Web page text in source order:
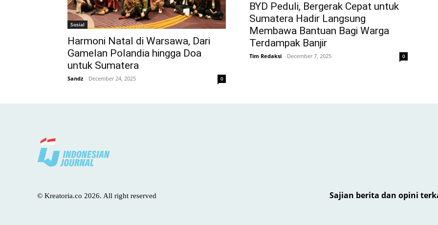
Sosial
Harmoni Natal di Warsawa, Dari
Gamelan Polandia hingga Doa
untuk Sumatera
Sandz - December 24, 2025 0
BYD Peduli, Bergerak Cepat untuk
Sumatera Hadir Langsung
Membawa Bantuan Bagi Warga
Terdampak Banjir
Tim Redaksi - December 7, 2025 0
© Kreatoria.co 2026. All right reserved Sajian berita dan opini